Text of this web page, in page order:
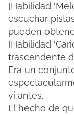
[Habilidad
escuchar
pueden
[Habilidad
trascendente
Era un
vi antes.
El hecho de